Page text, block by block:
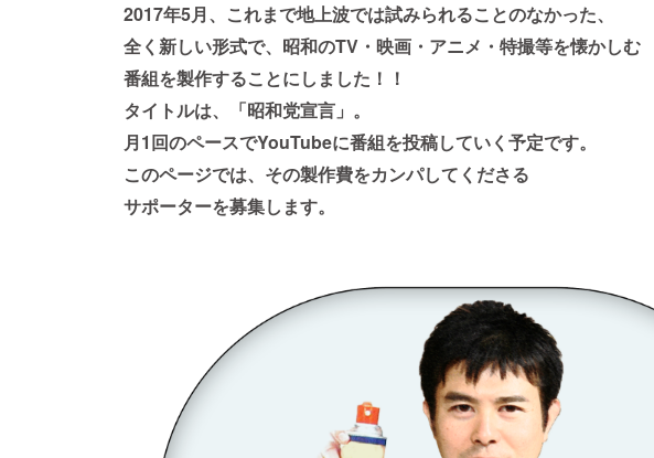
2017年5月、これまで地上波では試みられることのなかった、
全く新しい形式で、昭和のTV・映画・アニメ・特撮等を懐かしむ
番組を製作することにしました！！
タイトルは、「昭和党宣言」。
月1回のペースでYouTubeに番組を投稿していく予定です。
このページでは、その製作費をカンパしてくださる
サポーターを募集します。